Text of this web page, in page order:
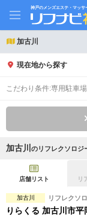
神戸のメンズエステ・マッサ
加古川
現在地から探す
初回割引あり
団体割引
こだわり条件:専用駐車
加古川 のリフレクソロジ
店舗リスト リ
加古川 リフレクソ
りらくる 加古川市平